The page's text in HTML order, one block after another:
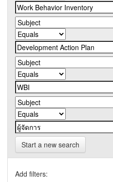
Start a new search
Add filters: